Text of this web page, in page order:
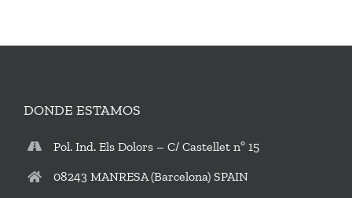
DONDE ESTAMOS
Pol. Ind. Els Dolors – C/ Castellet nº 15
08243 MANRESA (Barcelona) SPAIN